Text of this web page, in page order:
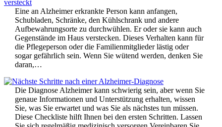
Eine an Alzheimer erkrankte Person kann anfangen,
Schubladen, Schränke, den Kühlschrank und andere
Aufbewahrungsorte zu durchwühlen. Er oder sie kann auch
Gegenstände im Haus verstecken. Dieses Verhalten kann für
die Pflegeperson oder die Familienmitglieder lästig oder
sogar gefährlich sein. Wenn Sie wütend werden, denken Sie
daran,…
Die Diagnose Alzheimer kann schwierig sein, aber wenn Sie
genaue Informationen und Unterstützung erhalten, wissen
Sie, was Sie erwartet und was Sie als nächstes tun müssen.
Diese Checkliste hilft Ihnen bei den ersten Schritten. Lassen